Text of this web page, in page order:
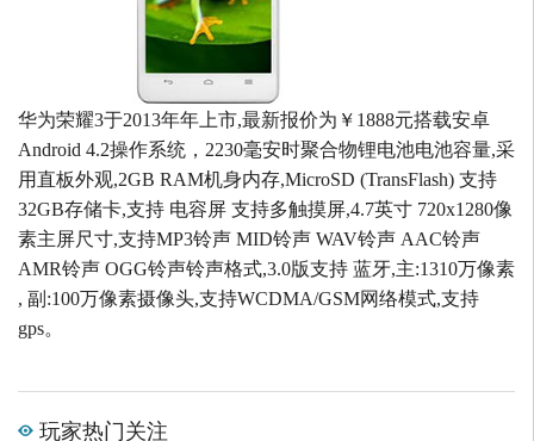
华为荣耀3于2013年年上市,最新报价为￥1888元搭载安卓
Android 4.2操作系统，2230毫安时聚合物锂电池电池容量,采
用直板外观,2GB RAM机身内存,MicroSD (TransFlash) 支持
32GB存储卡,支持 电容屏 支持多触摸屏,4.7英寸 720x1280像
素主屏尺寸,支持MP3铃声 MID铃声 WAV铃声 AAC铃声
AMR铃声 OGG铃声铃声格式,3.0版支持 蓝牙,主:1310万像素
, 副:100万像素摄像头,支持WCDMA/GSM网络模式,支持
gps。
玩家热门关注